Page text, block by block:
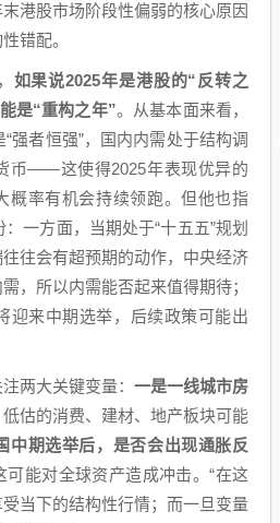
港股市场阶段性偏弱的核心原因
错配。
如果说2025年是港股的“反转之
是“重构之年”。从基本面来看，
强者恒强”，国内内需处于结构调
币——这使得2025年表现优异的
概率有机会持续领跑。但他也指
一方面，当期处于“十五五”规划
往会有超预期的动作，中央经济
，所以内需能否起来值得期待；
迎来中期选举，后续政策可能出
两大关键变量： 一是一线城市房
估的消费、建材、地产板块可能
中期选举后，是否会出现通胀反
可能对全球资产造成冲击。“在这
当下的结构性行情；而一旦变量